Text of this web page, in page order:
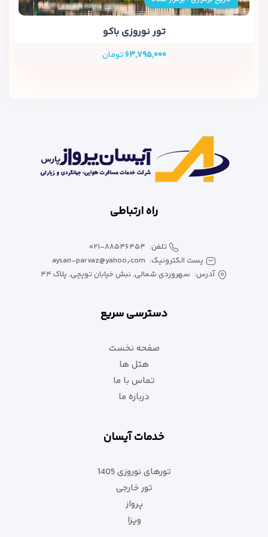
رستورانی که سلیقه‌تان را می‌شناسد
منوی ترکیبی از غذاهای آذری، ترکی و بین‌المللی، با تنوعی که هر
رستوران هتل اونیو باکو
با دسترسی سریع به خیابان نظامی، مراکز خرید، و ایستگاه مترو،
اگر کار دارید، سالن کنفرانس و خدمات اداری هم فراهم شده‌اند.
تور نوروزی باکو
۶۳,۷۹۵,۰۰۰تومان
راه ارتباطی
تلفن: ۰۲۱-۸۸۵۴۶۴۵۴
پست الکترونیک: aysan-parvaz@yahoo٫com
آدرس: سهروردی شمالی, نبش خیابان توپچی, پلاک ۴۴
دسترسی سریع
صفحه نخست
هتل ها
تماس با ما
درباره ما
خدمات آیسان
تورهای نوروزی 1405
تور خارجی
پرواز
ویزا